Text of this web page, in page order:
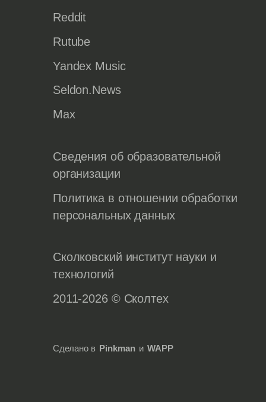
Reddit
Rutube
Yandex Music
Seldon.News
Max
Сведения об образовательной
организации
Политика в отношении обработки
персональных данных
Сколковский институт науки и
технологий
2011-2026 © Сколтех
Сделано в Pinkman и WAPP